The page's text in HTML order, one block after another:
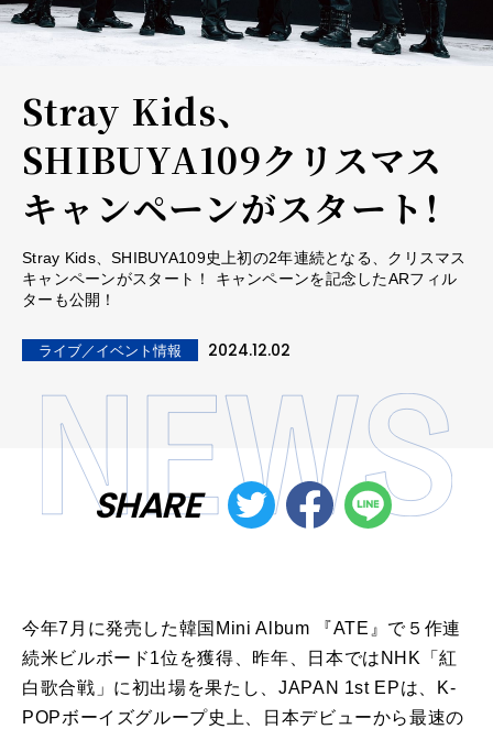
Stray Kids、
SHIBUYA109クリスマス
キャンペーンがスタート！
Stray Kids、SHIBUYA109史上初の2年連続となる、クリスマス
キャンペーンがスタート！ キャンペーンを記念したARフィル
ターも公開！
ライブ／イベント情報 2024.12.02
SHARE
今年7月に発売した韓国Mini Album 『ATE』で５作連
続米ビルボード1位を獲得、昨年、日本ではNHK「紅
白歌合戦」に初出場を果たし、JAPAN 1st EPは、K-
POPボーイズグループ史上、日本デビューから最速の